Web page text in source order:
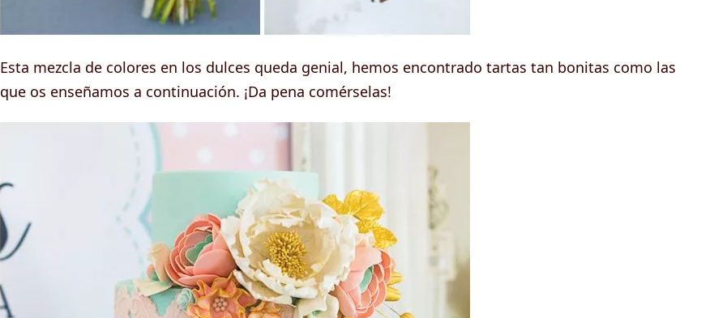
Esta mezcla de colores en los dulces queda genial, hemos encontrado tartas tan bonitas como las
que os enseñamos a continuación. ¡Da pena comérselas!